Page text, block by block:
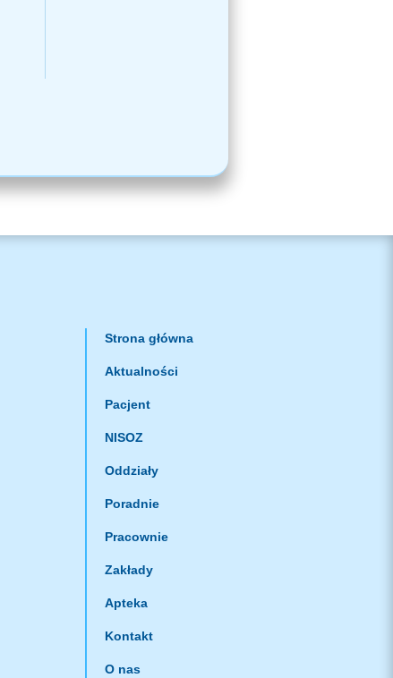
Strona główna
Aktualności
Pacjent
NISOZ
Oddziały
Poradnie
Pracownie
Zakłady
Apteka
Kontakt
O nas